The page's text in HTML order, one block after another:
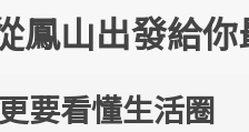
鳳山出發給
要看懂生活圈